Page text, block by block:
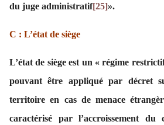
du juge administratif[25]».
C : L’état de siège
L’état de siège est un « régime
pouvant être appliqué par décret
territoire en cas de menace
caractérisé par l’accroissement du